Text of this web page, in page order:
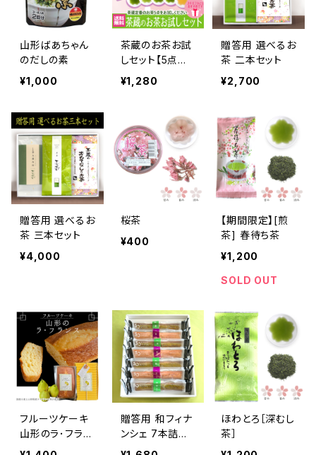
山形ばあちゃん
のだしの素
¥1,000
茶蔵のお茶お試
しセット【5点ま
で送料無料】
¥1,280
贈答用 選べるお
茶 二本セット
¥2,700
贈答用 選べるお
茶 三本セット
¥4,000
桜茶
¥400
【期間限定】[煎
茶] 春待ち茶
¥1,200
SOLD OUT
フルーツケーキ
山形のラ･フラン
ス
贈答用 和フィナ
ンシェ 7本詰合
せ
ほわとろ［深むし
茶］